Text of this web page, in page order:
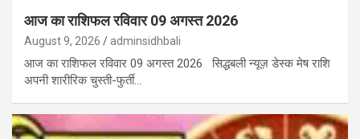
आज का राशिफल रविवार 09 अगस्त 2026
August 9, 2026 adminsidhbali
आज का राशिफल रविवार 09 अगस्त 2026 सिद्धबली न्यूज़ डेस्क मेष राशि
अपनी शारीरिक चुस्ती-फुर्ती…